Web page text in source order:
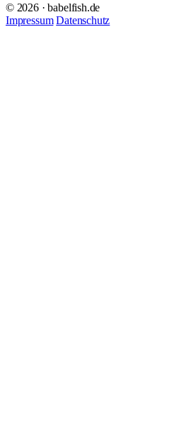
© 2026 · babelfish.de
Impressum Datenschutz